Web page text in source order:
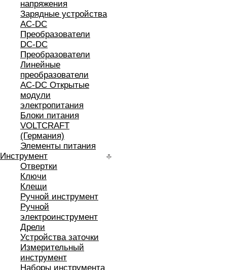
напряжения
Зарядные устройства
AC-DC
Преобразователи
DC-DC
Преобразователи
Линейные
преобразователи
AC-DC Открытые
модули
электропитания
Блоки питания
VOLTCRAFT
(Германия)
Элементы питания
Инструмент
Отвертки
Ключи
Клещи
Ручной инструмент
Ручной
электроинструмент
Дрели
Устройства заточки
Измерительный
инструмент
Наборы инструмента